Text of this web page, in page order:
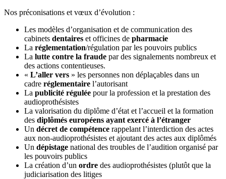
Nos préconisations et vœux d’évolution :
Les modèles d’organisation et de communication des
cabinets dentaires et officines de pharmacie
La réglementation/régulation par les pouvoirs publics
La lutte contre la fraude par des signalements nombreux et
des actions contentieuses.
« L’aller vers » les personnes non déplaçables dans un
cadre réglementaire l’autorisant
La publicité régulée pour la profession et la prestation des
audioprothésistes
La valorisation du diplôme d’état et l’accueil et la formation
des diplômés européens ayant exercé à l’étranger
Un décret de compétence rappelant l’interdiction des actes
aux non-audioprothésistes et ajoutant des actes aux diplômés
Un dépistage national des troubles de l’audition organisé par
les pouvoirs publics
La création d’un ordre des audioprothésistes (plutôt que la
judiciarisation des litiges